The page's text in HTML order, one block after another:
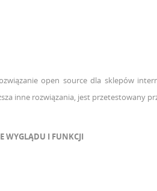
open source dla sklepów
inne rozwiązania, jest przetestowany
WYGLĄDU I FUNKCJI